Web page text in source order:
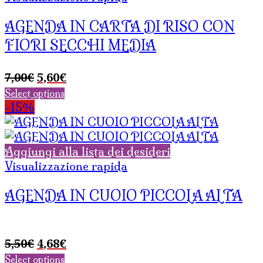
AGENDA IN CARTA DI RISO CON
FIORI SECCHI MEDIA
7,00€ Il
prezzo
era:
7,00€.
5,60€Il
è:
5,60€.
Select options
-15%
Aggiungi alla lista dei desideri
Visualizzazione rapida
AGENDA IN CUOIO PICCOLA ALTA
5,50€ Il
prezzo
4,68€Il
Select options